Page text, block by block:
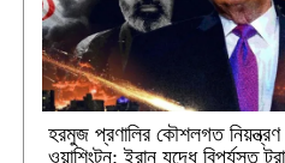
হরমুজ প্রণালির কৌশলগত নিয়ন্ত্রণ
ওয়াশিংটন: ইরান যুদ্ধে বিপর্যস্ত